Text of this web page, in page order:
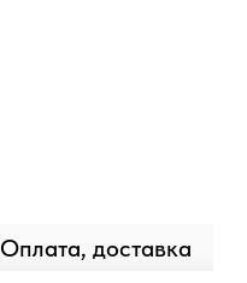
Оплата, доставка